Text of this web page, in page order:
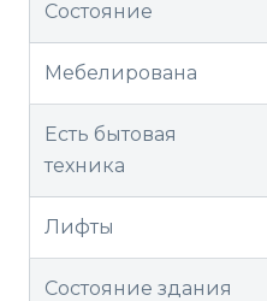
Состояние
Мебелирована
Есть бытовая
техника
Лифты
Состояние здания